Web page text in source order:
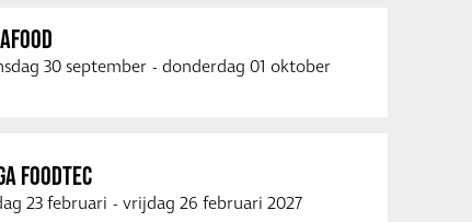
30 september - donderdag 01 oktober
FOODTEC
23 februari - vrijdag 26 februari 2027